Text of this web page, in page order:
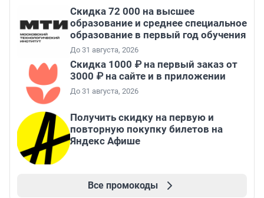
Скидка 72 000 на высшее
образование и среднее специальное
образование в первый год обучения
До 31 августа, 2026
Скидка 1000 ₽ на первый заказ от
3000 ₽ на сайте и в приложении
До 31 августа, 2026
Получить скидку на первую и
повторную покупку билетов на
Яндекс Афише
Все промокоды